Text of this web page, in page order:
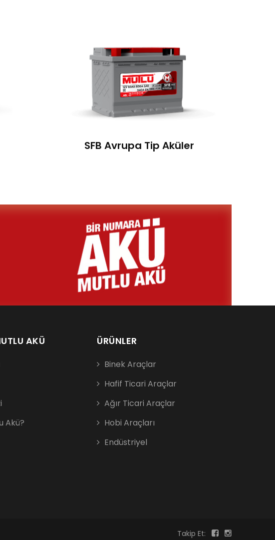
SFB Avrupa Tip Aküler
AKÜ
Akü?
ÜRÜNLER
Binek Araçlar
Hafif Ticari Araçlar
Ağır Ticari Araçlar
Hobi Araçları
Endüstriyel
Takip Et: